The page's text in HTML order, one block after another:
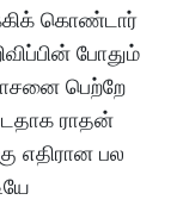
கொண்டார்
போதும்
பெற்றே
ராதன்
எதிரான பல